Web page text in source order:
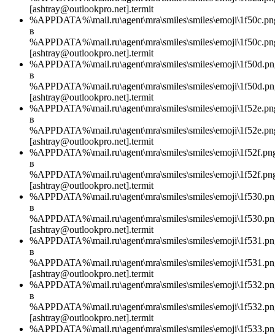
[ashtray@outlookpro.net].termit
в
[ashtray@outlookpro.net].termit
в
[ashtray@outlookpro.net].termit
в
[ashtray@outlookpro.net].termit
в
[ashtray@outlookpro.net].termit
в
[ashtray@outlookpro.net].termit
в
[ashtray@outlookpro.net].termit
в
[ashtray@outlookpro.net].termit